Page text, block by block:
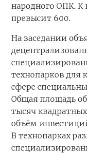
народного ОПК. К
превысит 600.
На заседании
технопарков
сфере
Общая площадь
тысяч
объём
В технопарках